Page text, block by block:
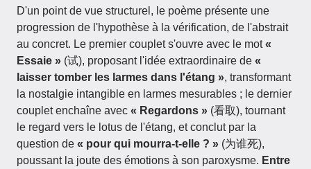
D'un point de vue structurel, le poème présente une
progression de l'hypothèse à la vérification, de l'abstrait
au concret. Le premier couplet s'ouvre avec le mot«
Essaie » (试), proposant l'idée extraordinaire de «
laisser tomber les larmes dans l'étang », transformant
la nostalgie intangible en larmes mesurables ; le dernier
couplet enchaîne avec « Regardons » (看取), tournant
le regard vers le lotus de l'étang, et conclut par la
question de « pour qui mourra-t-elle ? » (为谁死),
poussant la joute des émotions à son paroxysme. Entre